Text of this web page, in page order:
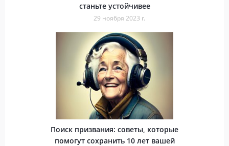
станьте устойчивее
29 ноября 2023 г.
Поиск призвания: советы, которые
помогут сохранить 10 лет вашей